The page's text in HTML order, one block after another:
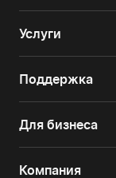
Услуги
Поддержка
Для бизнеса
Компания